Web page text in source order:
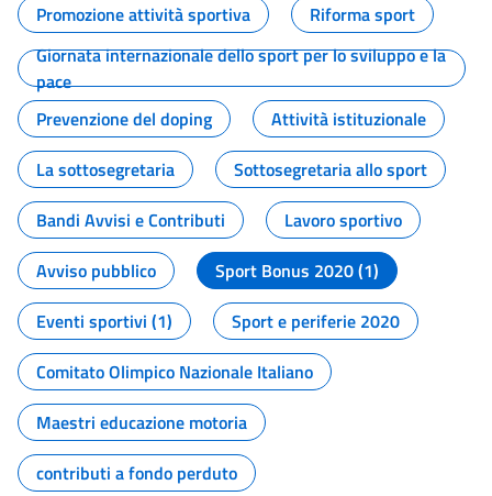
Promozione attività sportiva
Riforma sport
Giornata internazionale dello sport per lo sviluppo e la
pace
Prevenzione del doping
Attività istituzionale
La sottosegretaria
Sottosegretaria allo sport
Bandi Avvisi e Contributi
Lavoro sportivo
Avviso pubblico
Sport Bonus 2020 (1)
Eventi sportivi (1)
Sport e periferie 2020
Comitato Olimpico Nazionale Italiano
Maestri educazione motoria
contributi a fondo perduto